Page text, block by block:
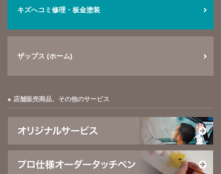
キズへコミ修理・板金塗装
ザップス (ホーム)
店舗販売商品、その他のサービス